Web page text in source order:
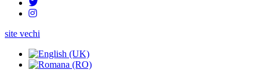
site vechi